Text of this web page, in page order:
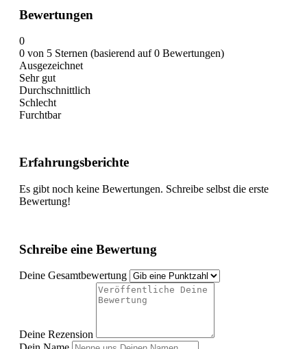
Bewertungen
0
0 von 5 Sternen (basierend auf 0 Bewertungen)
Ausgezeichnet
Sehr gut
Durchschnittlich
Schlecht
Furchtbar
Erfahrungsberichte
Es gibt noch keine Bewertungen. Schreibe selbst die erste
Bewertung!
Schreibe eine Bewertung
Deine Gesamtbewertung
Deine Rezension